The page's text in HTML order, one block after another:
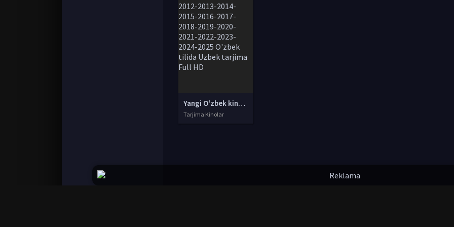
Yangi O'zbek kinolar 2010-2011-2012-2013-2014-2015-2016-2017-2018-2019-2020-2021-2022-2023-2024-2025 O'zbek tilida Uzbek tarjima Full HD
Tarjima Kinolar